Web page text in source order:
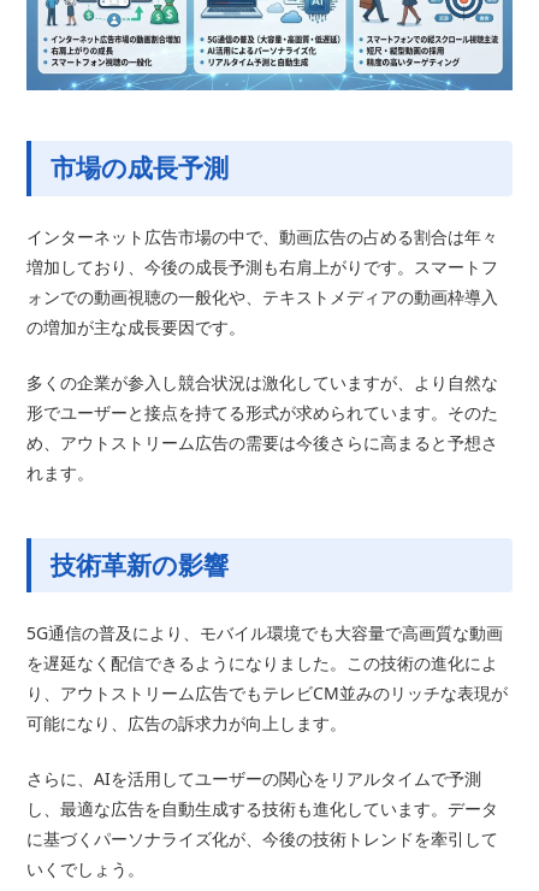
市場の成長予測
インターネット広告市場の中で、動画広告の占める割合は年々
増加しており、今後の成長予測も右肩上がりです。スマートフ
ォンでの動画視聴の一般化や、テキストメディアの動画枠導入
の増加が主な成長要因です。
多くの企業が参入し競合状況は激化していますが、より自然な
形でユーザーと接点を持てる形式が求められています。そのた
め、アウトストリーム広告の需要は今後さらに高まると予想さ
れます。
技術革新の影響
5G通信の普及により、モバイル環境でも大容量で高画質な動画
を遅延なく配信できるようになりました。この技術の進化によ
り、アウトストリーム広告でもテレビCM並みのリッチな表現が
可能になり、広告の訴求力が向上します。
さらに、AIを活用してユーザーの関心をリアルタイムで予測
し、最適な広告を自動生成する技術も進化しています。データ
に基づくパーソナライズ化が、今後の技術トレンドを牽引して
いくでしょう。